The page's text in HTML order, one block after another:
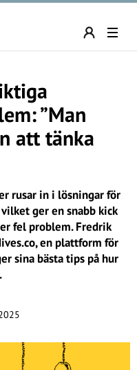
”Man
att tänka
rusar in i lösningar för
ger en snabb kick
fel problem. Fredrik
en plattform för
sina bästa tips på hur